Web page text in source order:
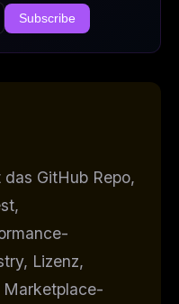
Subscribe
GitHub Repo,
Lizenz,
Marketplace-